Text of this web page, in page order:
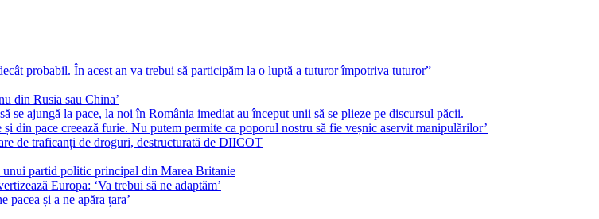
probabil. În acest an va trebui să participăm la o luptă a tuturor împotriva tuturor”
din Rusia sau China’
ajungă la pace, la noi în România imediat au început unii să se plieze pe discursul păcii.
din pace creează furie. Nu putem permite ca poporul nostru să fie veșnic aservit manipulărilor’
de traficanți de droguri, destructurată de DIICOT
unui partid politic principal din Marea Britanie
Europa: ‘Va trebui să ne adaptăm’
și a ne apăra țara’